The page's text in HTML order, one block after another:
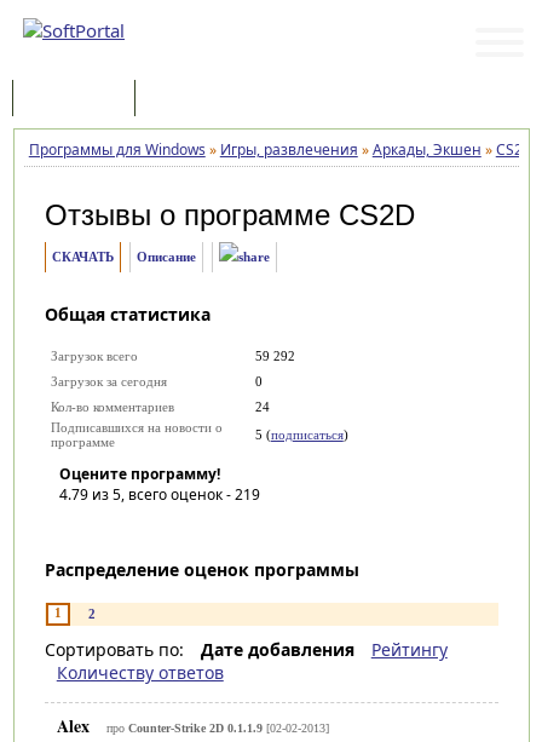
Программы для Windows » Игры, развлечения »Аркады, Экшен »CS2D
Отзывы о программе CS2D
СКАЧАТЬ Описание
Общая статистика
Загрузок всего
59 292
Загрузок за сегодня
0
Кол-во комментариев
24
Подписавшихся на новости о
программе
5 (подписаться)
Оцените программу!
4.79из 5, всего оценок -219
Распределение оценок программы
1 2
Сортировать по: Дате добавления
Рейтингу
Количеству ответов
Alex про Counter-Strike 2D 0.1.1.9[02-02-2013]